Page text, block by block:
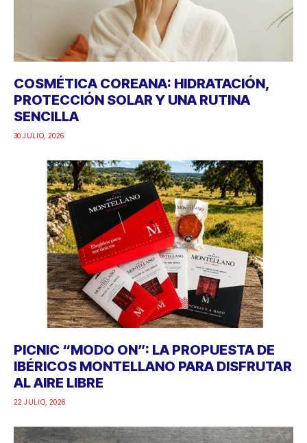
COSMÉTICA COREANA: HIDRATACIÓN,
PROTECCIÓN SOLAR Y UNA RUTINA
SENCILLA
30 JULIO, 2026
PICNIC “MODO ON”: LA PROPUESTA DE
IBÉRICOS MONTELLANO PARA DISFRUTAR
AL AIRE LIBRE
22 JULIO, 2026